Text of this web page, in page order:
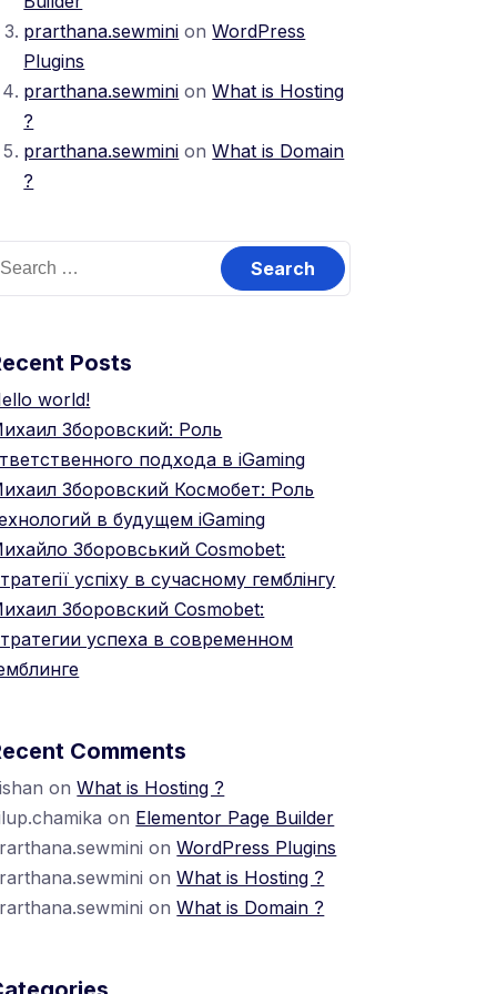
prarthana.sewmini onWordPress
Plugins
prarthana.sewmini onWhat is Hosting
?
prarthana.sewmini onWhat is Domain
?
Posts
world!
Зборовский: Роль
подхода в iGaming
Зборовский Космобет: Роль
в будущем iGaming
Зборовський Cosmobet:
успіху в сучасному гемблінгу
Зборовский Cosmobet:
успеха в современном
Comments
onWhat is Hosting ?
on Elementor Page Builder
onWordPress Plugins
onWhat is Hosting ?
onWhat is Domain ?